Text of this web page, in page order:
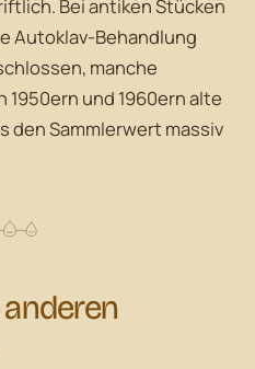
Bei antiken Stücken
Autoklav-Behandlung
manche
und 1960ern alte
den Sammlerwert massiv
anderen